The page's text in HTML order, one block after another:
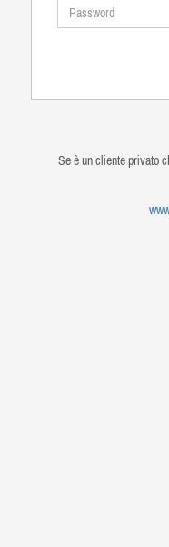
Se è un cliente privato